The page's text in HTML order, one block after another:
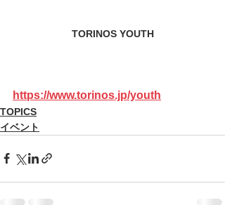
TORINOS YOUTH
https://www.torinos.jp/youth
TOPICS
イベント